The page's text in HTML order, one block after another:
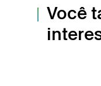
Você